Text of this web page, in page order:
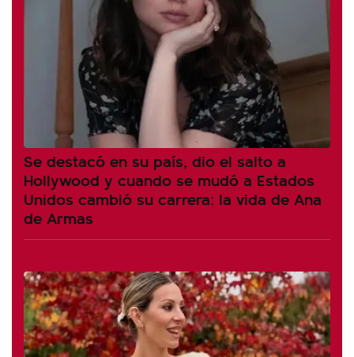
Se destacó en su país, dio el salto a
Hollywood y cuando se mudó a Estados
Unidos cambió su carrera: la vida de Ana
de Armas